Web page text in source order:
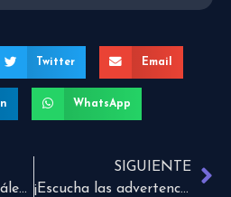
Twitter Email
WhatsApp
Estrés: Qué es y cuáles son sus consecuencias
SIGUIENTE
¡Escucha las advertencias y no esperes a que sea demasiado tarde!